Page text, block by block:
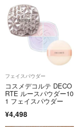
フェイスパウダー
コスメデコルテ DECO
RTE ルースパウダー10
1 フェイスパウダー
¥4,498